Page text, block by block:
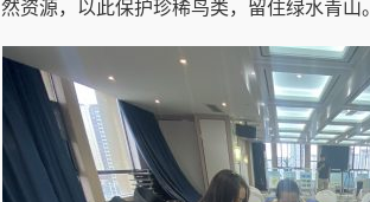
然资源，以此保护珍稀鸟类，留住绿水青山。